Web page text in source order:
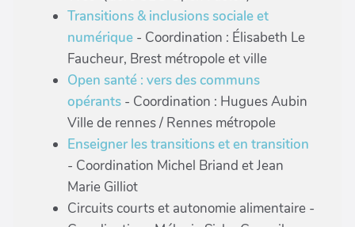
Transitions & inclusions sociale et
numérique - Coordination : Élisabeth Le
Faucheur, Brest métropole et ville
Open santé : vers des communs
opérants - Coordination : Hugues Aubin
Ville de rennes / Rennes métropole
Enseigner les transitions et en transition
- Coordination Michel Briand et Jean
Marie Gilliot
Circuits courts et autonomie alimentaire -